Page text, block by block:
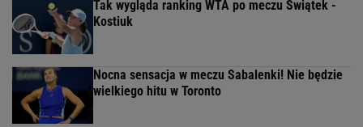
Tak wygląda ranking WTA po meczu Świątek -
Kostiuk
Nocna sensacja w meczu Sabalenki! Nie będzie
wielkiego hitu w Toronto